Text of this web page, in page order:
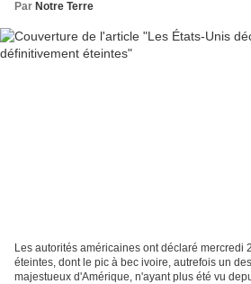
Par Notre Terre
Les autorités américaines ont déclaré mercredi
éteintes, dont le pic à bec ivoire, autrefois un
majestueux d'Amérique, n'ayant plus été vu